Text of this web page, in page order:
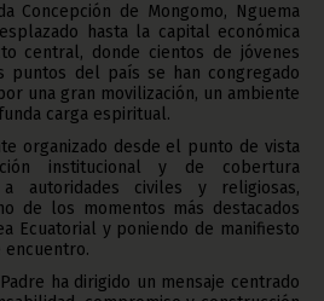
Concepción de Mongomo, Nguema
hasta la capital económica
central, donde cientos de jóvenes
puntos del país se han congregado
una gran movilización, un ambiente
carga espiritual.
organizado desde el punto de vista
institucional y de cobertura
autoridades civiles y religiosas,
de los momentos más destacados
Ecuatorial y poniendo de manifiesto
encuentro.
ha dirigido un mensaje centrado